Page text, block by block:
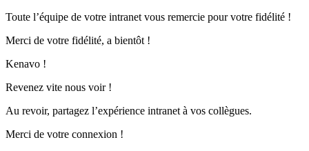
Toute l’équipe de votre intranet vous remercie pour votre fidélité !
Merci de votre fidélité, a bientôt !
Kenavo !
Revenez vite nous voir !
Au revoir, partagez l’expérience intranet à vos collègues.
Merci de votre connexion !